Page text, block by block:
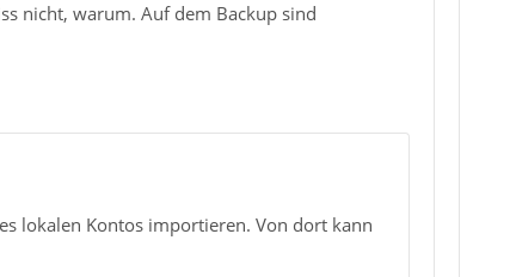
nicht, warum. Auf dem Backup sind
lokalen Kontos importieren. Von dort kann